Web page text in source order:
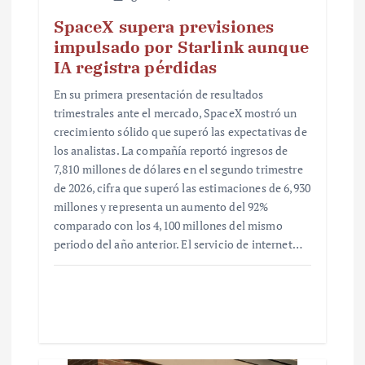
SpaceX supera previsiones
impulsado por Starlink aunque
IA registra pérdidas
En su primera presentación de resultados
trimestrales ante el mercado, SpaceX mostró un
crecimiento sólido que superó las expectativas de
los analistas. La compañía reportó ingresos de
7,810 millones de dólares en el segundo trimestre
de 2026, cifra que superó las estimaciones de 6,930
millones y representa un aumento del 92%
comparado con los 4,100 millones del mismo
periodo del año anterior. El servicio de internet…